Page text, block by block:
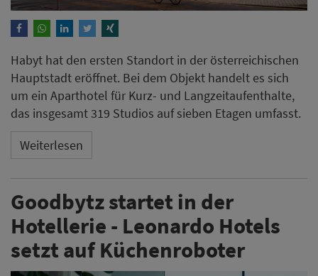
Habyt hat den ersten Standort in der österreichischen
Hauptstadt eröffnet. Bei dem Objekt handelt es sich
um ein Aparthotel für Kurz- und Langzeitaufenthalte,
das insgesamt 319 Studios auf sieben Etagen umfasst.
Weiterlesen
Goodbytz startet in der
Hotellerie - Leonardo Hotels
setzt auf Küchenroboter